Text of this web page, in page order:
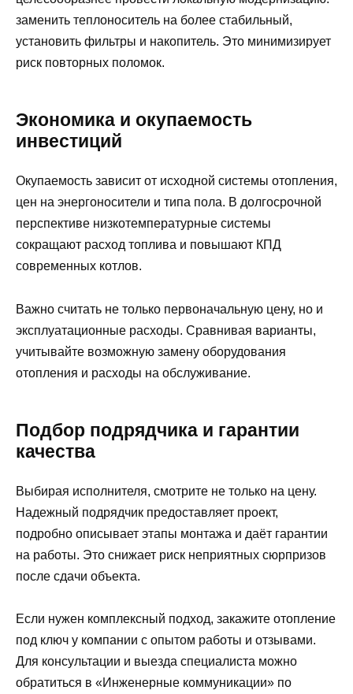
заменить теплоноситель на более стабильный,
установить фильтры и накопитель. Это минимизирует
риск повторных поломок.
Экономика и окупаемость
инвестиций
Окупаемость зависит от исходной системы отопления,
цен на энергоносители и типа пола. В долгосрочной
перспективе низкотемпературные системы
сокращают расход топлива и повышают КПД
современных котлов.
Важно считать не только первоначальную цену, но и
эксплуатационные расходы. Сравнивая варианты,
учитывайте возможную замену оборудования
отопления и расходы на обслуживание.
Подбор подрядчика и гарантии
качества
Выбирая исполнителя, смотрите не только на цену.
Надежный подрядчик предоставляет проект,
подробно описывает этапы монтажа и даёт гарантии
на работы. Это снижает риск неприятных сюрпризов
после сдачи объекта.
Если нужен комплексный подход, закажите отопление
под ключ у компании с опытом работы и отзывами.
Для консультации и выезда специалиста можно
обратиться в «Инженерные коммуникации» по